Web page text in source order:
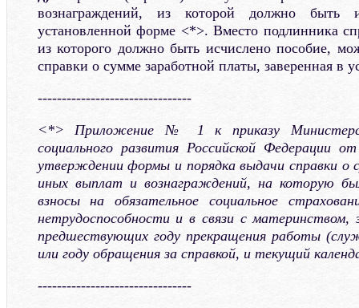
вознаграждений, из которой должно быть
установленной форме <*>. Вместо подлинника
из которого должно быть исчислено пособие,
справки о сумме заработной платы, заверенная в
--------------------------------
<*> Приложение № 1 к приказу
социального развития Российской
утверждении формы и порядка выдачи справки о
иных выплат и вознаграждений, на которую
взносы на обязательное социальное
нетрудоспособности и в связи с материнством,
предшествующих году прекращения работы
или году обращения за справкой, и текущий
--------------------------------